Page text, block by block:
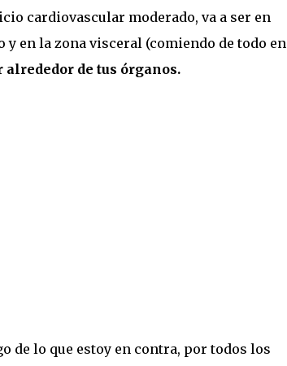
cardiovascular moderado, va a ser en
y en la zona visceral (comiendo de todo en
alrededor de tus órganos.
de lo que estoy en contra, por todos los